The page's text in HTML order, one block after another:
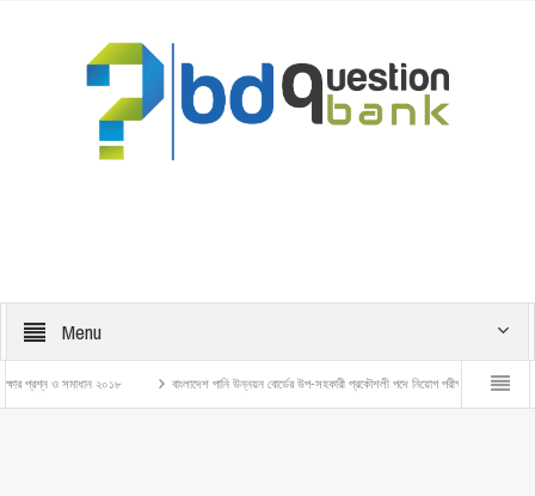
Menu
ও সমাধান ২০১৮ বাংলাদেশ পানি উন্নয়ন বোর্ডের উপ-সহকারী প্রকৌশলী পদে নিয়োগ পরীক্ষার প্রশ্ন ও সমাধান –